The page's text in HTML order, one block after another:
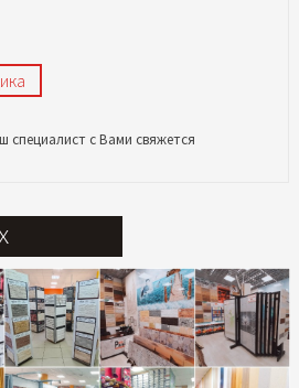
специалист с Вами свяжется